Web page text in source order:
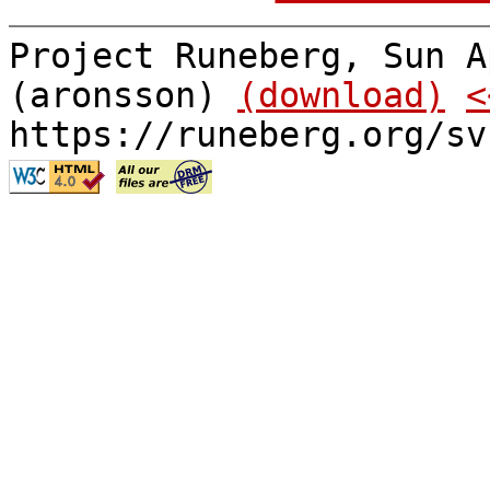
Project Runeberg, Sun
(aronsson)
(download)
https://runeberg.org/